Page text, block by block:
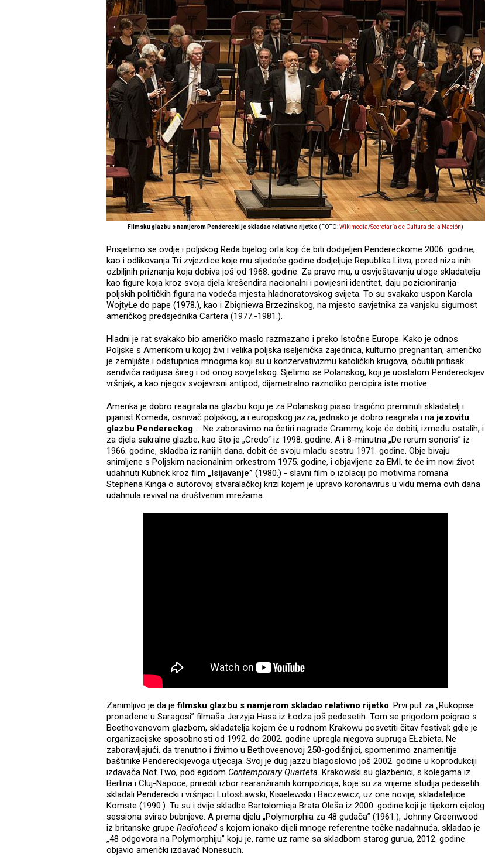
Filmsku glazbu s namjerom Penderecki je skladao relativno rijetko (FOTO:Wikimedia/Secretaría de Cultura de la Nación)
Prisjetimo se ovdje i poljskog Reda bijelog orla koji će biti dodijeljen Pendereckome 2006. godine,
kao i odlikovanja Tri zvjezdice koje mu sljedeće godine dodjeljuje Republika Litva, pored niza inih
ozbiljnih priznanja koja dobiva još od 1968. godine. Za pravo mu, u osvještavanju uloge skladatelja
kao figure koja kroz svoja djela krešendira nacionalni i povijesni identitet, daju pozicioniranja
poljskih političkih figura na vodeća mjesta hladnoratovskog svijeta. To su svakako uspon Karola
WojtyŁe do pape (1978.), kao i Zbigniewa Brzezinskog, na mjesto savjetnika za vanjsku sigurnost
američkog predsjednika Cartera (1977.-1981.).
Hladni je rat svakako bio američko maslo razmazano i preko Istočne Europe. Kako je odnos
Poljske s Amerikom u kojoj živi i velika poljska iseljenička zajednica, kulturno pregnantan, američko
je zemljište i odstupnica mnogima koji su u konzervativizmu katoličkih krugova, oćutili pritisak
sendviča radijusa šireg i od onog sovjetskog. Sjetimo se Polanskog, koji je uostalom Pendereckijev
vršnjak, a kao njegov svojevrsni antipod, dijametralno raznoliko percipira iste motive.
Amerika je dobro reagirala na glazbu koju je za Polanskog pisao tragično preminuli skladatelj i
pijanist Komeda, osnivač poljskog, a i europskog jazza, jednako je dobro reagirala i na jezovitu
glazbu Pendereckog ... Ne zaboravimo na četiri nagrade Grammy, koje će dobiti, između ostalih, i
za djela sakralne glazbe, kao što je „Credo“ iz 1998. godine. A i 8-minutna „De rerum sonoris” iz
1966. godine, skladba iz ranijih dana, dobit će svoju mlađu sestru 1971. godine. Obje bivaju
snimljene s Poljskim nacionalnim orkestrom 1975. godine, i objavljene za EMI, te će im novi život
udahnuti Kubrick kroz film „Isijavanje” (1980.) - slavni film o izolaciji po motivima romana
Stephena Kinga o autorovoj stvaralačkoj krizi kojem je upravo koronavirus u vidu mema ovih dana
udahnula revival na društvenim mrežama.
Zanimljivo je da je filmsku glazbu s namjerom skladao relativno rijetko. Prvi put za „Rukopise
pronađene u Saragosi” filmaša Jerzyja Hasa iz Łodza još pedesetih. Tom se prigodom poigrao s
Beethovenovom glazbom, skladatelja kojem će u rodnom Krakowu posvetiti čitav festival; gdje je
organizacijske sposobnosti od 1992. do 2002. godine upregla njegova supruga EŁzbieta. Ne
zaboravljajući, da trenutno i živimo u Bethoveenovoj 250-godišnjici, spomenimo znamenitije
baštinike Pendereckijevoga utjecaja. Svoj je dug jazzu blagoslovio još 2002. godine u koprodukciji
izdavača Not Two, pod egidom Contemporary Quarteta. Krakowski su glazbenici, s kolegama iz
Berlina i Cluj-Napoce, priredili izbor rearanžiranih kompozicija, koje su za vrijeme studija pedesetih
skladali Penderecki i vršnjaci LutosŁawski, Kisielewski i Baczewicz, uz one novije, skladateljice
Komste (1990.). Tu su i dvije skladbe Bartolomieja Brata Oleša iz 2000. godine koji je tijekom cijelog
sessiona svirao bubnjeve. A prema djelu „Polymorphia za 48 gudača” (1961.), Johnny Greenwood
iz britanske grupe Radioheads kojom ionako dijeli mnoge referentne točke nadahnuća, skladao je
„48 odgovora na Polymorphiju” koju je, rame uz rame sa skladbom starog gurua, 2012. godine
objavio američki izdavač Nonesuch.